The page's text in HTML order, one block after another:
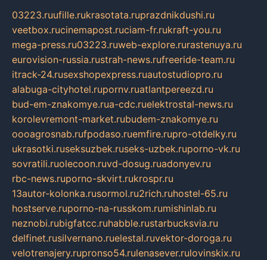
03223.ruufille.rukrasotata.ruprazdnikdushi.ru
veetbox.rucinemapost.ruciam-fr.rukraft-you.ru
mega-press.ru03223.ruweb-explore.rurastenuya.ru
eurovision-russia.rustrah-news.rufreeride-team.ru
itrack-24.rusexshopexpress.ruautostudiopro.ru
alabuga-cityhotel.rupornv.ruatlantpereezd.ru
bud-em-znakomye.rua-cdc.ruelektrostal-news.ru
korolevremont-market.rubudem-znakomye.ru
oooagrosnab.rufpodaso.ruemfire.rupro-otdelky.ru
ukrasotki.ruseksuzbek.ruseks-uzbek.ruporno-vk.ru
sovratili.ruolecoon.ruvd-dosug.ruadonyev.ru
rbc-news.ruporno-skvirt.rukrospr.ru
13autor-kolonka.rusormol.ru2rich.ruhostel-65.ru
hostserve.ruporno-na-russkom.rumishinlab.ru
neznobi.rubigfatcc.ruhabble.rustarbucksvia.ru
delfinet.rusilvernano.ruelestal.ruvektor-doroga.ru
velotrenajery.rupronso54.rulenasever.rulovinskix.ru